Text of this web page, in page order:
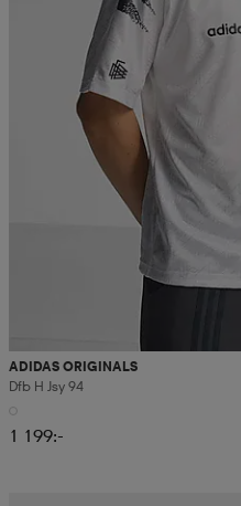
ADIDAS ORIGINALS
Dfb H Jsy 94
1 199:-